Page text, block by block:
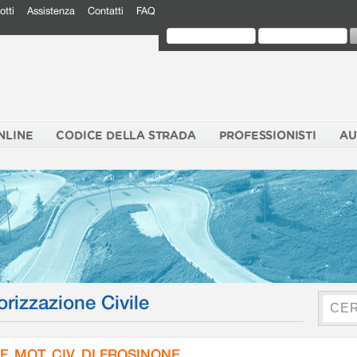
Assistenza Contatti FAQ
CODICE DELLA STRADA PROFESSIONISTI
Civile